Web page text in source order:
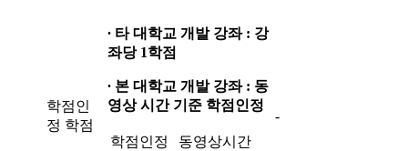
학점인
정 학점
∙ 타 대학교 개발 강좌 : 강
좌당 1학점
∙ 본 대학교 개발 강좌 : 동
영상 시간 기준 학점인정
학점인정
동영상시간
-